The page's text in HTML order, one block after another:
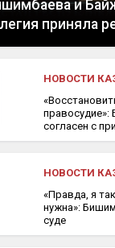
и
приняла
НОВОСТИ
правосудие»:
согласен с
НОВОСТИ
«Правда, я
нужна»:
суде